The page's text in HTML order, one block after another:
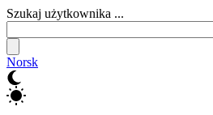
Szukaj użytkownika ...
Norsk